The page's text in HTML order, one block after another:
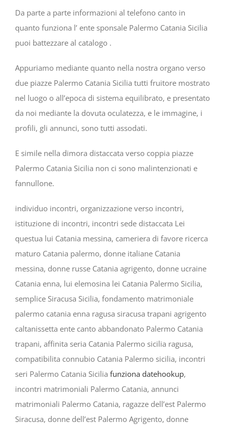
Da parte a parte informazioni al telefono canto in
quanto funziona l’ ente sponsale Palermo Catania Sicilia
puoi battezzare al catalogo .
Appuriamo mediante quanto nella nostra organo verso
due piazze Palermo Catania Sicilia tutti fruitore mostrato
nel luogo o all’epoca di sistema equilibrato, e presentato
da noi mediante la dovuta oculatezza, e le immagine, i
profili, gli annunci, sono tutti assodati.
E simile nella dimora distaccata verso coppia piazze
Palermo Catania Sicilia non ci sono malintenzionati e
fannullone.
individuo incontri, organizzazione verso incontri,
istituzione di incontri, incontri sede distaccata Lei
questua lui Catania messina, cameriera di favore ricerca
maturo Catania palermo, donne italiane Catania
messina, donne russe Catania agrigento, donne ucraine
Catania enna, lui elemosina lei Catania Palermo Sicilia,
semplice Siracusa Sicilia, fondamento matrimoniale
palermo catania enna ragusa siracusa trapani agrigento
caltanissetta ente canto abbandonato Palermo Catania
trapani, affinita seria Catania Palermo sicilia ragusa,
compatibilita connubio Catania Palermo sicilia, incontri
seri Palermo Catania Sicilia funziona datehookup,
incontri matrimoniali Palermo Catania, annunci
matrimoniali Palermo Catania, ragazze dell’est Palermo
Siracusa, donne dell’est Palermo Agrigento, donne